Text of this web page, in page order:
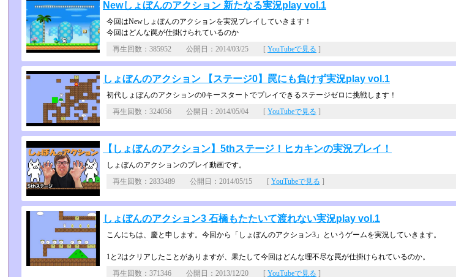
Newしょぼんのアクション 新たなる実況play vol.1
今回はNewしょぼんのアクションを実況プレイしていきます！
今回はどんな罠が仕掛けられているのか
再生回数：385952 公開日：2014/03/25 [ YouTubeで見る ]
しょぼんのアクション 【ステージ0】罠にも負けず実況play vol.1
初代しょぼんのアクションの0キースタートでプレイできるステージゼロに挑戦します！
再生回数：324056 公開日：2014/05/04 [ YouTubeで見る ]
【しょぼんのアクション】5thステージ！ヒカキンの実況プレイ！
しょぼんのアクションのプレイ動画です。
再生回数：2833489 公開日：2014/05/15 [ YouTubeで見る ]
しょぼんのアクション3 石橋もたたいて渡れない実況play vol.1
こんにちは、慶と申します。今回から「しょぼんのアクション3」というゲームを実況し­ていきます。
1と2はクリアしたことがありますが、果たして今回はどんな理不尽な罠が仕掛けられて­いるのか。
再生回数：371346 公開日：2013/12/20 [ YouTubeで見る ]